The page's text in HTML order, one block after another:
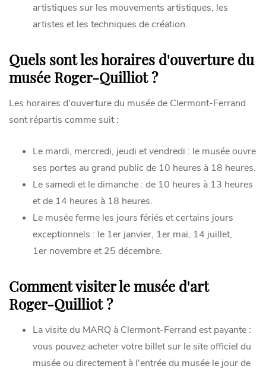
artistiques sur les mouvements artistiques, les
artistes et les techniques de création.
Quels sont les horaires d'ouverture du
musée Roger-Quilliot ?
Les horaires d'ouverture du musée de Clermont-Ferrand
sont répartis comme suit :
Le mardi, mercredi, jeudi et vendredi : le musée ouvre
ses portes au grand public de 10 heures à 18 heures.
Le samedi et le dimanche : de 10 heures à 13 heures
et de 14 heures à 18 heures.
Le musée ferme les jours fériés et certains jours
exceptionnels : le 1er janvier, 1er mai, 14 juillet,
1er novembre et 25 décembre.
Comment visiter le musée d'art
Roger-Quilliot ?
La visite du MARQ à Clermont-Ferrand est payante :
vous pouvez acheter votre billet sur le site officiel du
musée ou directement à l'entrée du musée le jour de